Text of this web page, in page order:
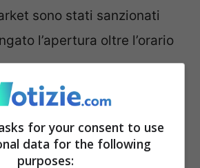
sono stati sanzionati
l’apertura oltre l’orario
preoccupante, si inserisce
riscontrato nella zona
: quiun gestore è stato
for your consent to use
data for the following
purposes: